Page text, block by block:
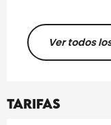
Ver todos
Tarifas